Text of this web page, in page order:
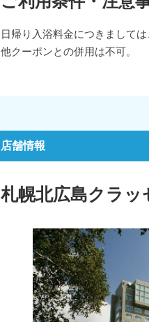
日帰り入浴料金につきまして
他クーポンとの併用は不可。
店舗情報
札幌北広島クラ